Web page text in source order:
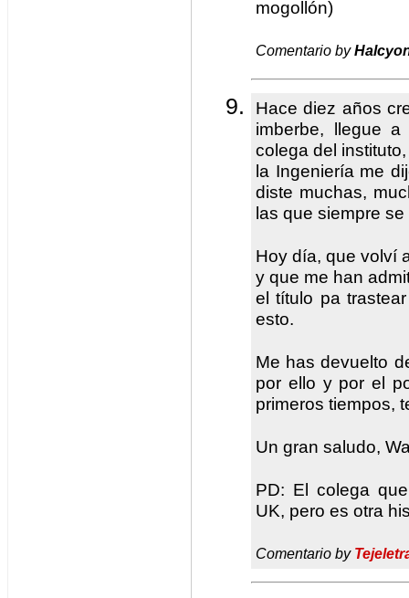
mogollón)
Comentario by
Hace diez años
imberbe, llegue
colega del
la Ingeniería me
diste muchas,
las que siempre
Hoy día, que volví
y que me han
el título pa
esto.
Me has devuelto
por ello y por el
primeros tiempos,
Un gran saludo,
PD: El colega
UK, pero es otra
Comentario by